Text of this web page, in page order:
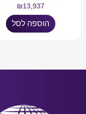
₪13,937
הוספה לסל